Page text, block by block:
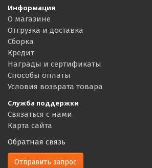
Информация
О магазине
Отгрузка и доставка
Сборка
Кредит
Награды и сертификаты
Способы оплаты
Условия возврата товара
Служба поддержки
Связаться с нами
Карта сайта
Обратная связь
Отправить запрос